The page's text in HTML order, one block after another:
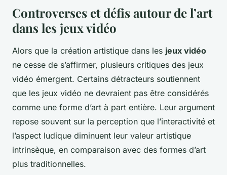
Controverses et défis autour de l’art
dans les jeux vidéo
Alors que la création artistique dans les jeux vidéo
ne cesse de s’affirmer, plusieurs critiques des jeux
vidéo émergent. Certains détracteurs soutiennent
que les jeux vidéo ne devraient pas être considérés
comme une forme d’art à part entière. Leur argument
repose souvent sur la perception que l’interactivité et
l’aspect ludique diminuent leur valeur artistique
intrinsèque, en comparaison avec des formes d’art
plus traditionnelles.